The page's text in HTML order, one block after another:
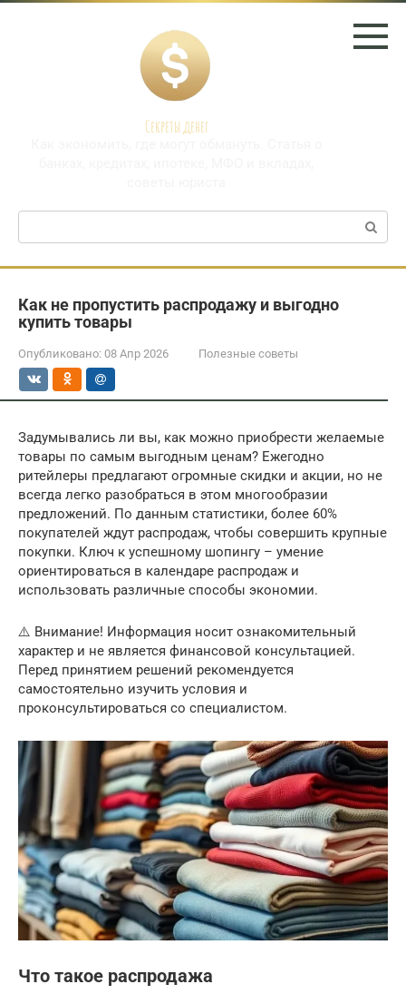
Перейти
Секреты денег
Поиск:
Как не пропустить распродажу и выгодно
купить товары
Опубликовано: 08 Апр 2026 Полезные советы
Задумывались ли вы, как можно приобрести желаемые
товары по самым выгодным ценам? Ежегодно
ритейлеры предлагают огромные скидки и акции, но не
всегда легко разобраться в этом многообразии
предложений. По данным статистики, более 60%
покупателей ждут распродаж, чтобы совершить крупные
покупки. Ключ к успешному шопингу – умение
ориентироваться в календаре распродаж и
использовать различные способы экономии.
⚠️ Внимание! Информация носит ознакомительный
характер и не является финансовой консультацией.
Перед принятием решений рекомендуется
самостоятельно изучить условия и
проконсультироваться со специалистом.
Что такое распродажа